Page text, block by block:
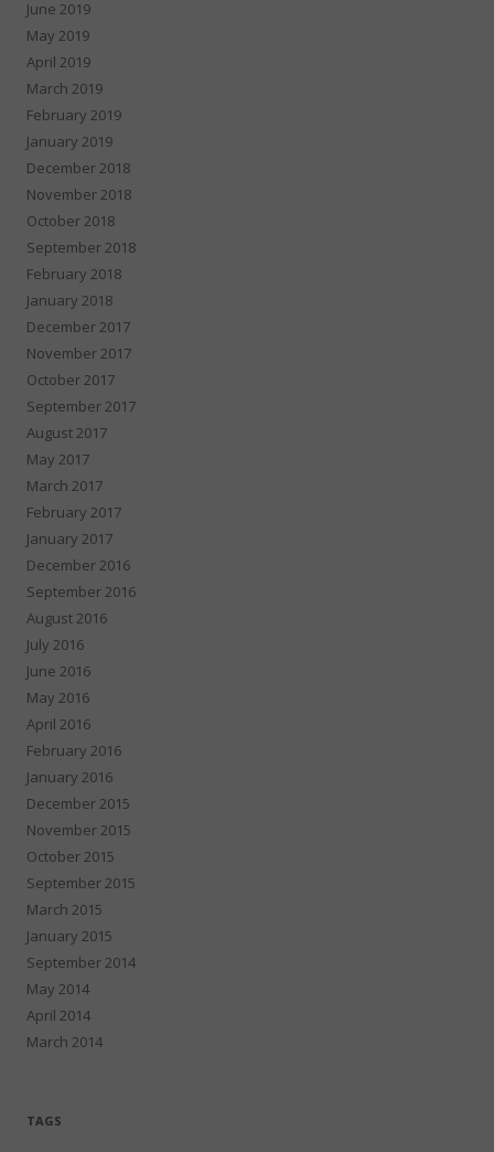
June 2019
May 2019
April 2019
March 2019
February 2019
January 2019
December 2018
November 2018
October 2018
September 2018
February 2018
January 2018
December 2017
November 2017
October 2017
September 2017
August 2017
May 2017
March 2017
February 2017
January 2017
December 2016
September 2016
August 2016
July 2016
June 2016
May 2016
April 2016
February 2016
January 2016
December 2015
November 2015
October 2015
September 2015
March 2015
January 2015
September 2014
May 2014
April 2014
March 2014
TAGS